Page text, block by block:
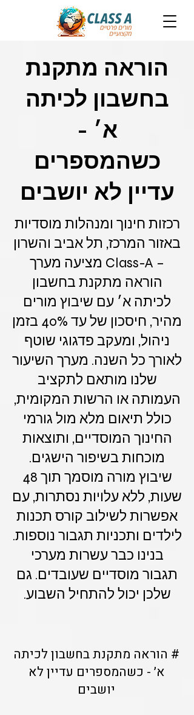
הוראה מתקנת
בחשבון לכיתה
א׳ -
כשהמספרים
עדיין לא יושבים
רכזות חינוך ומנהלות מוסדיות
באזור המרכז, תל אביב והשרון
– Class-A מציעה מערך
הוראה מתקנת בחשבון
לכיתה א׳ עם שיבוץ מורים
מהיר, חיסכון של עד 40% בזמן
ניהול, ומעקב פדגוגי שוטף
לאורך כל השנה. מערך השיעור
שלנו מותאם לתקציב
העמותה או הרשות המקומית,
כולל תיאום מלא מול גורמי
החינוך המוסדיים, ותוצאות
מוכחות בשיפור הישגים.
שיבוץ מורה מוסמך תוך 48
שעות, ללא עלויות נסתרות, עם
אפשרות לשילוב קורס תכנות
לילדים ותכניות תגבור נוספות.
בנינו כבר עשרות מערכי
תגבור מוסדיים שעובדים. גם
שלכן יכול להתחיל השבוע.
# הוראה מתקנת בחשבון לכיתה
א׳ - כשהמספרים עדיין לא
יושבים